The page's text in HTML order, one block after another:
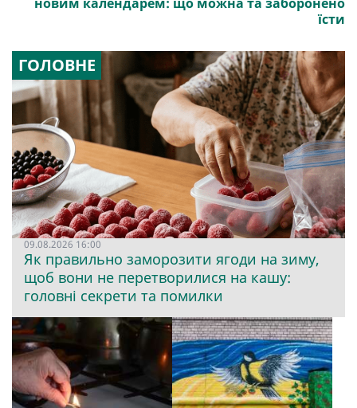
їсти
ГОЛОВНЕ
09.08.2026 16:00
Як правильно заморозити ягоди на зиму,
щоб вони не перетворилися на кашу:
головні секрети та помилки